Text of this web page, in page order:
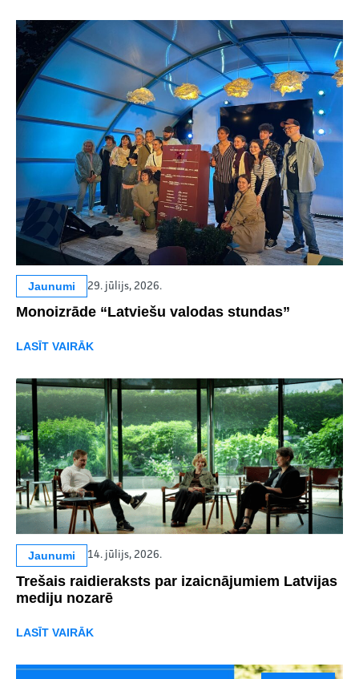
Jaunumi 29. jūlijs, 2026.
Monoizrāde “Latviešu valodas stundas”
LASĪT VAIRĀK
Jaunumi 14. jūlijs, 2026.
Trešais raidieraksts par izaicnājumiem Latvijas
mediju nozarē
LASĪT VAIRĀK